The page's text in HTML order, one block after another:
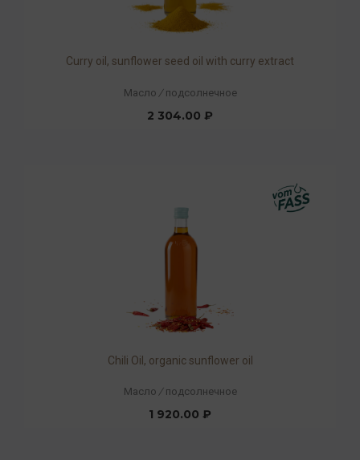
Curry oil, sunflower seed oil with curry extract
Масло / подсолнечное
2 304.00 ₽
Chili Oil, organic sunflower oil
Масло / подсолнечное
1 920.00 ₽